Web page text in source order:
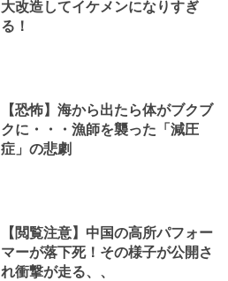
大改造してイケメンになりすぎ
る！
【恐怖】海から出たら体がブクブ
クに・・・漁師を襲った「減圧
症」の悲劇
【閲覧注意】中国の高所パフォー
マーが落下死！その様子が公開さ
れ衝撃が走る、、